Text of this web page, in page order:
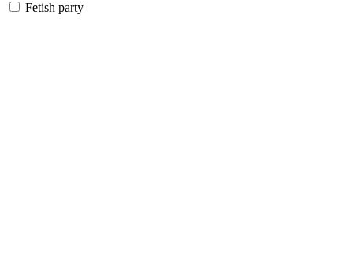
Fetish party